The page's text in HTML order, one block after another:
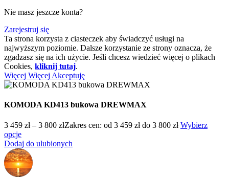
Nie masz jeszcze konta?
Zarejestruj się
Ta strona korzysta z ciasteczek aby świadczyć usługi na
najwyższym poziomie. Dalsze korzystanie ze strony oznacza, że
zgadzasz się na ich użycie. Jeśli chcesz wiedzieć więcej o plikach
Cookies, kliknij tutaj.
Więcej Więcej Akceptuję
KOMODA KD413 bukowa DREWMAX
3 459 zł – 3 800 złZakres cen: od 3 459 zł do 3 800 zł Wybierz
opcje
Dodaj do ulubionych